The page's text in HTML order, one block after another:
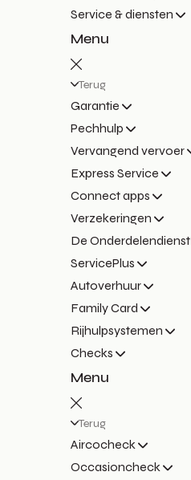
Service & diensten
Menu
Terug
Garantie
Pechhulp
Vervangend vervoer
Express Service
Connect apps
Verzekeringen
De Onderdelendienst
ServicePlus
Autoverhuur
Family Card
Rijhulpsystemen
Checks
Menu
Terug
Aircocheck
Occasioncheck